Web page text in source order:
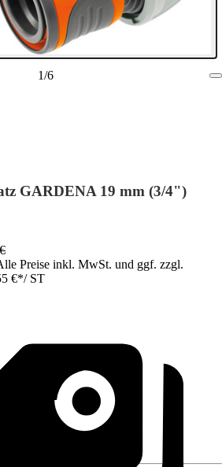
1/6
GARDENA 19 mm (3/4")
Preise inkl. MwSt. und ggf. zzgl.
€*/ ST